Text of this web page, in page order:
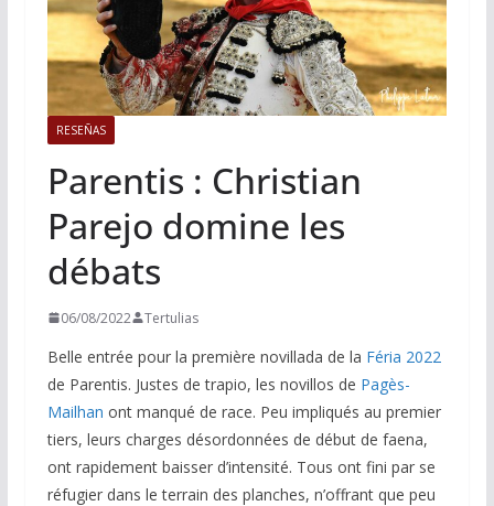
RESEÑAS
Parentis : Christian
Parejo domine les
débats
06/08/2022 Tertulias
Belle entrée pour la première novillada de la Féria 2022
de Parentis. Justes de trapio, les novillos de Pagès-
Mailhan ont manqué de race. Peu impliqués au premier
tiers, leurs charges désordonnées de début de faena,
ont rapidement baisser d’intensité. Tous ont fini par se
réfugier dans le terrain des planches, n’offrant que peu